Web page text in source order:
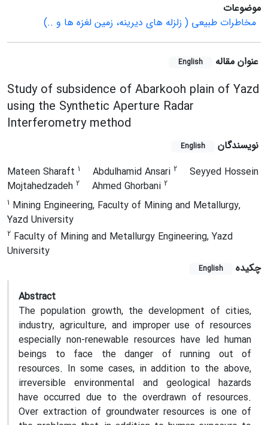
موضوعات
مخاطرات طبیعی ( زلزله های دیرینه، زمین لغزه ها و ..)
عنوان مقاله English
Study of subsidence of Abarkooh plain of Yazd
using the Synthetic Aperture Radar
Interferometry method
نویسندگان English
Mateen Sharaft 1 Abdulhamid Ansari 2
Seyyed Hossein
Mojtahedzadeh 2 Ahmed Ghorbani 2
1 Mining Engineering, Faculty of Mining and Metallurgy,
Yazd University
2 Faculty of Mining and Metallurgy Engineering, Yazd
University
چکیده
English
Abstract
The population growth, the development of cities,
industry, agriculture, and improper use of resources
especially non-renewable resources have led human
beings to face the danger of running out of
resources. In some cases, in addition to the above,
irreversible environmental and geological hazards
have occurred due to the overdrawn of resources.
Over extraction of groundwater resources is one of